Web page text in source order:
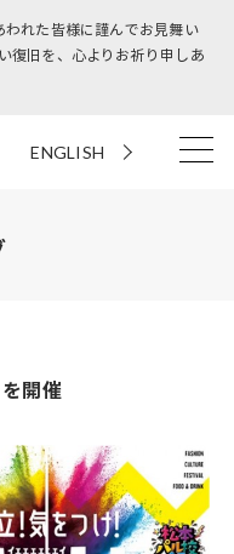
れた皆様に謹んでお見舞い
復旧を、心よりお祈り申しあ
ENGLISH
開催